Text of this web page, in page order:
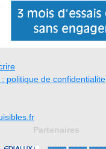
politique de confidentialite
Partenaires